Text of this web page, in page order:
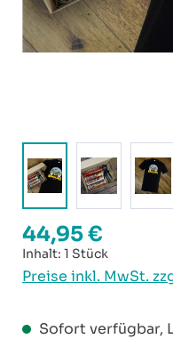
Regulärer Preis:
44,95 €
Inhalt: 1 Stück
Preise inkl. MwSt.
Sofort verfügbar,